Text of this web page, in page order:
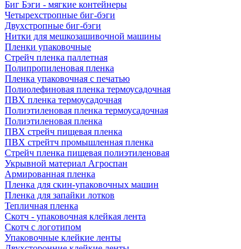
Биг Бэги - мягкие контейнеры
Четырехстропные биг-бэги
Двухстропные биг-бэги
Нитки для мешкозашивочной машины
Пленки упаковочные
Стрейч пленка паллетная
Полипропиленовая пленка
Пленка упаковочная с печатью
Полиолефиновая пленка термоусадочная
ПВХ пленка термоусадочная
Полиэтиленовая пленка термоусадочная
Полиэтиленовая пленка
ПВХ стрейч пищевая пленка
ПВХ стрейтч промышленная пленка
Стрейч пленка пищевая полиэтиленовая
Укрывной материал Агроспан
Армированная пленка
Пленка для скин-упаковочных машин
Пленка для запайки лотков
Тепличная пленка
Скотч - упаковочная клейкая лента
Скотч с логотипом
Упаковочные клейкие ленты